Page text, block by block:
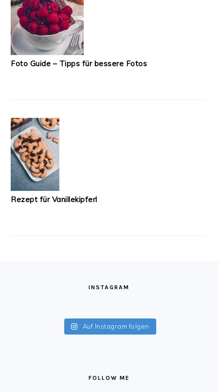
Foto Guide – Tipps für bessere Fotos
Rezept für Vanillekipferl
INSTAGRAM
Auf Instagram folgen
FOLLOW ME